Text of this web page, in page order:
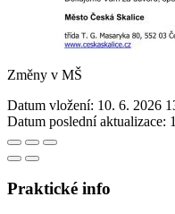
Změny v MŠ
Datum vložení: 10. 6. 2026
Datum poslední aktualizace:
Praktické info